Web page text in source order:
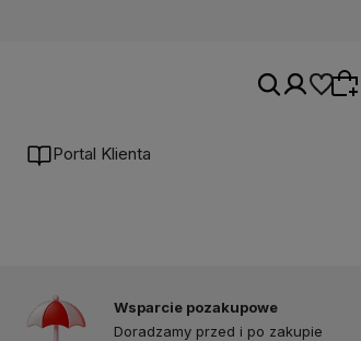
produkty do listy z poprzedniej sesji.
Portal Klienta
Wsparcie pozakupowe
Doradzamy przed i po zakupie